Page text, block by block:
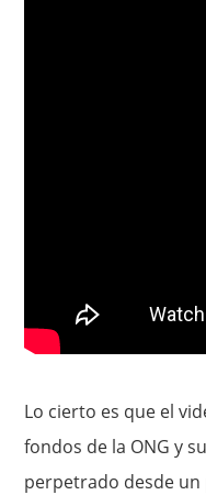
Lo cierto es que el
fondos de la ONG y
perpetrado desde